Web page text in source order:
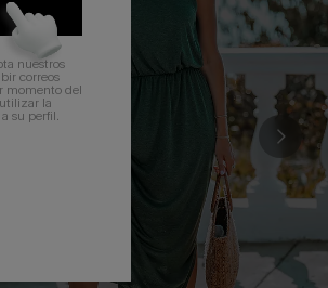
nuestros
correos
momento del
la
su perfil.